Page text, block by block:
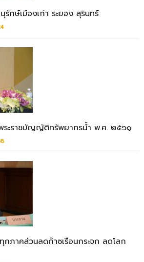
กษ์เมืองเก่า ระยอง สุรินทร์
ระราชบัญญัติทรัพยากรน้ำ พ.ศ. ๒๕๖๑
ภาคส่วนลดก๊าซเรือนกระจก ลดโลก